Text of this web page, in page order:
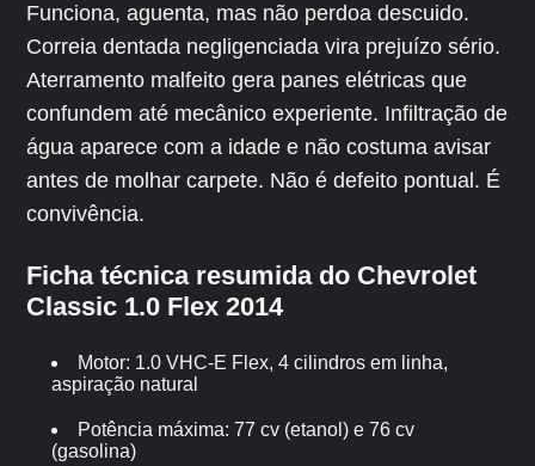
Funciona, aguenta, mas não perdoa descuido.
Correia dentada negligenciada vira prejuízo sério.
Aterramento malfeito gera panes elétricas que
confundem até mecânico experiente. Infiltração de
água aparece com a idade e não costuma avisar
antes de molhar carpete. Não é defeito pontual. É
convivência.
Ficha técnica resumida do Chevrolet
Classic 1.0 Flex 2014
Motor: 1.0 VHC-E Flex, 4 cilindros em linha,
aspiração natural
Potência máxima: 77 cv (etanol) e 76 cv
(gasolina)